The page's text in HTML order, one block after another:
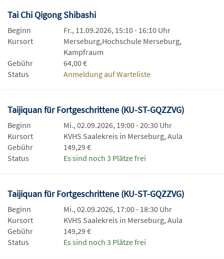
Tai Chi Qigong Shibashi
Beginn
Fr., 11.09.2026, 15:10 - 16:10 Uhr
Kursort
Merseburg,Hochschule Merseburg,
Kampfraum
Gebühr
64,00 €
Status
Anmeldung auf Warteliste
Taijiquan für Fortgeschrittene (KU-ST-GQZZVG)
Beginn
Mi., 02.09.2026, 19:00 - 20:30 Uhr
Kursort
KVHS Saalekreis in Merseburg, Aula
Gebühr
149,29 €
Status
Es sind noch 3 Plätze frei
Taijiquan für Fortgeschrittene (KU-ST-GQZZVG)
Beginn
Mi., 02.09.2026, 17:00 - 18:30 Uhr
Kursort
KVHS Saalekreis in Merseburg, Aula
Gebühr
149,29 €
Status
Es sind noch 3 Plätze frei